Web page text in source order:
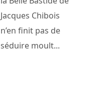
Jacques Chibois
n’en finit pas de
séduire moult...